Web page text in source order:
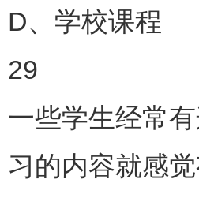
D、学校课程
29
一些学生经常
习的内容就感